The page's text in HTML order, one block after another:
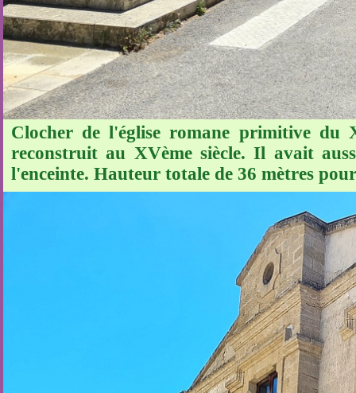
Clocher de l'église romane primitive du
reconstruit au XVème siècle. Il avait
l'enceinte. Hauteur totale de 36 mètres